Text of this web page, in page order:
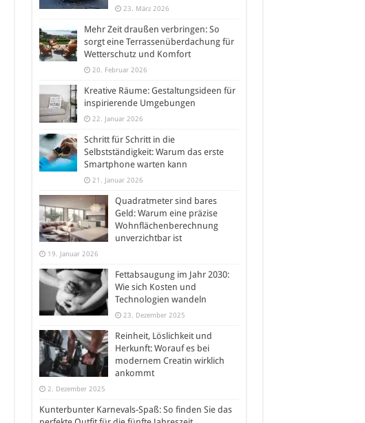
23. März 2026
Mehr Zeit draußen verbringen: So
sorgt eine Terrassenüberdachung für
Wetterschutz und Komfort
20. Februar 2026
Kreative Räume: Gestaltungsideen für
inspirierende Umgebungen
22. Januar 2026
Schritt für Schritt in die
Selbstständigkeit: Warum das erste
Smartphone warten kann
21. Januar 2026
Quadratmeter sind bares
Geld: Warum eine präzise
Wohnflächenberechnung
unverzichtbar ist
19. Januar 2026
Fettabsaugung im Jahr 2030:
Wie sich Kosten und
Technologien wandeln
23. Dezember 2025
Reinheit, Löslichkeit und
Herkunft: Worauf es bei
modernem Creatin wirklich
ankommt
2. Dezember 2025
Kunterbunter Karnevals-Spaß: So finden Sie das